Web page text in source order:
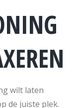
wilt laten
de juiste plek.